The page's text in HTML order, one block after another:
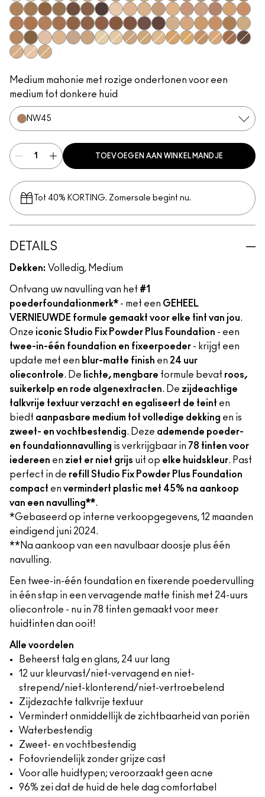
NC5​NC10​NC15​NC16​NC17​NC25​NC27​NC30​NC37​NC38​NC40​NC43.5​
NC44​NC44.5​
NC45​NC45.5​
NC46​
NC47​NC50​NC55​NC58​NC60​NC63​NC65​NW5​NW10​NW13​NW18​NW20​NW25​NW30​
NW33​NW35​
NW40​
NW43​NW44​NW45​NW46​NW48​NW50​NW53​NW55​NW57​NW58​NW65​
C3.5​C4.5​C5​C5.5​
C8​C40​
C45​C55​N4​N5​
Medium mahonie met rozige ondertonen voor een
medium tot donkere huid
NW45​
TOEVOEGEN AAN WINKELMANDJE
Tot 40% KORTING. Zomersale begint nu.
DETAILS
Dekken: Volledig, Medium
Ontvang uw navulling van het #1
poederfoundationmerk* - met een GEHEEL
VERNIEUWDE formule gemaakt voor elke tint van jou.
Onze iconic Studio Fix Powder Plus Foundation - een
twee-in-één foundation en fixeerpoeder - krijgt een
update met een blur-matte finish en 24 uur
oliecontrole. De lichte, mengbare formule bevat roos,
suikerkelp en rode algenextracten. De zijdeachtige
talkvrije textuur verzacht en egaliseert de teint en
biedt aanpasbare medium tot volledige dekking en is
zweet- en vochtbestendig. Deze ademende poeder-
en foundationnavulling is verkrijgbaar in 78 tinten voor
iedereen en ziet er niet grijs uit op elke huidskleur. Past
perfect in de refill Studio Fix Powder Plus Foundation
compact en vermindert plastic met 45% na aankoop
van een navulling**.
*Gebaseerd op interne verkoopgegevens, 12 maanden
eindigend juni 2024.
**Na aankoop van een navulbaar doosje plus één
navulling.
Een twee-in-één foundation en fixerende poedervulling
in één stap in een vervagende matte finish met 24-uurs
oliecontrole - nu in 78 tinten gemaakt voor meer
huidtinten dan ooit!
Alle voordelen
Beheerst talg en glans, 24 uur lang
12 uur kleurvast/niet-vervagend en niet-
strepend/niet-klonterend/niet-vertroebelend
Zijdezachte talkvrije textuur
Vermindert onmiddellijk de zichtbaarheid van poriën
Waterbestendig
Zweet- en vochtbestendig
Fotovriendelijk zonder grijze cast
Voor alle huidtypen; veroorzaakt geen acne
96% zei dat de huid de hele dag comfortabel